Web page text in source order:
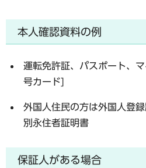
本人確認資料の例
運転免許証、パスポート、
号カード]
外国人住民の方は外国人登
別永住者証明書
保証人がある場合